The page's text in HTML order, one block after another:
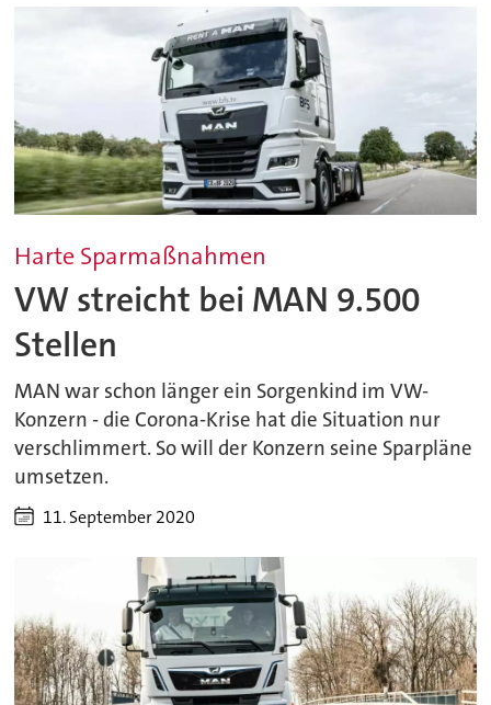
Harte Sparmaßnahmen
VW streicht bei MAN 9.500
Stellen
MAN war schon länger ein Sorgenkind im VW-
Konzern - die Corona-Krise hat die Situation nur
verschlimmert. So will der Konzern seine Sparpläne
umsetzen.
11. September 2020